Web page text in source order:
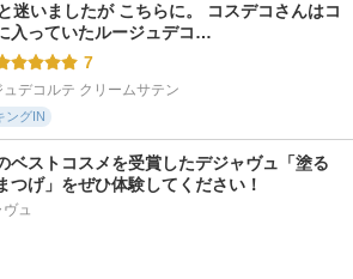
迷いましたが こちらに。 コスデコさんはコ
入っていたルージュデコ…
7
ュデコルテ クリームサテン
ングIN
ベストコスメを受賞したデジャヴュ「塗る
つげ」をぜひ体験してください！
ュ